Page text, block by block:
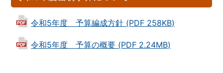
令和5年度 予算編成方針 (PDF 258KB)
令和5年度 予算の概要 (PDF 2.24MB)